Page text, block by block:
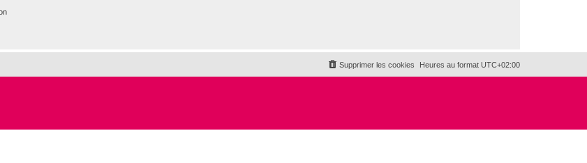
Heures au format UTC+02:00
Supprimer les cookies